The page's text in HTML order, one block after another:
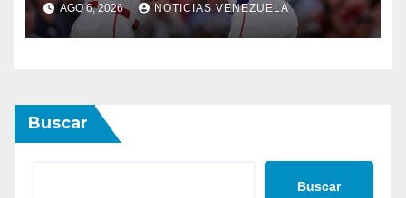
AGO 6, 2026 NOTICIAS VENEZUELA
Buscar
Buscar